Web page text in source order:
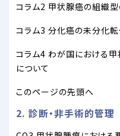
コラム2 甲状腺癌の組織
コラム3 分化癌の未分化転
コラム4 わが国における甲
について
このページの先頭へ
2. 診断・非手術的管理